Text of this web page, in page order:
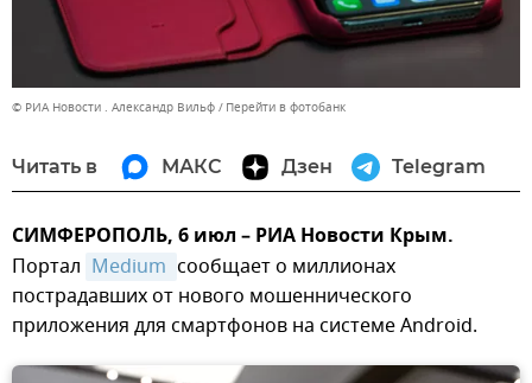
© РИА Новости . Александр Вильф Перейти в фотобанк
Читать в МАКС Дзен Telegram
СИМФЕРОПОЛЬ, 6 июл – РИА Новости Крым.
Портал Medium сообщает о миллионах
пострадавших от нового мошеннического
приложения для смартфонов на системе Android.